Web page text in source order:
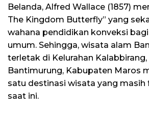
Belanda, Alfred Wallace (1857)
The Kingdom Butterfly” yang
wahana pendidikan konveksi
umum. Sehingga, wisata alam
terletak di Kelurahan
Bantimurung, Kabupaten Maros
satu destinasi wisata yang masih
saat ini.